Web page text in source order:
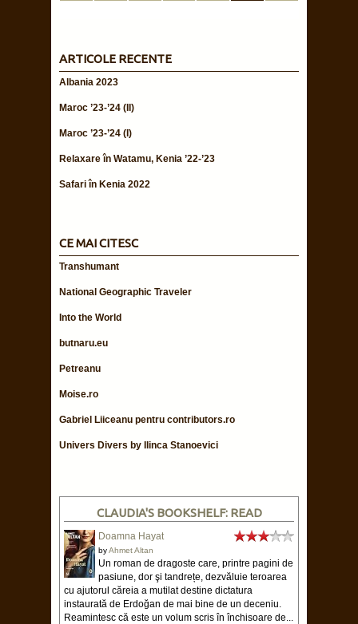
ARTICOLE RECENTE
Albania 2023
Maroc ’23-’24 (II)
Maroc ’23-’24 (I)
Relaxare în Watamu, Kenia ’22-’23
Safari în Kenia 2022
CE MAI CITESC
Transhumant
National Geographic Traveler
Into the World
butnaru.eu
Petreanu
Moise.ro
Gabriel Liiceanu pentru contributors.ro
Univers Divers by Ilinca Stanoevici
CLAUDIA'S BOOKSHELF: READ
Doamna Hayat
byAhmet Altan
Un roman de dragoste care, printre pagini de
pasiune, dor şi tandrețe, dezvăluie teroarea
cu ajutorul căreia a mutilat destine dictatura
instaurată de Erdoğan de mai bine de un deceniu.
Reamintesc că este un volum scris în închisoare de...